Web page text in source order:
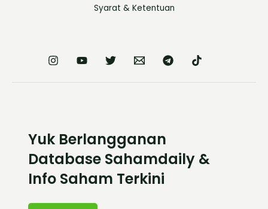
Syarat & Ketentuan
Yuk Berlangganan
Database Sahamdaily &
Info Saham Terkini